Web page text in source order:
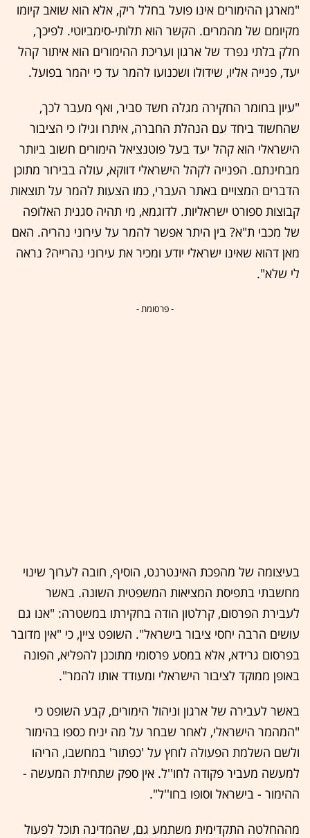
"מארגן ההימורים אינו פועל בחלל ריק, אלא הוא שואב קיומו
מקיומם של מהמרים. הקשר הוא תלותי-סימביוטי. לפיכך,
חלק בלתי נפרד של ארגון ועריכת ההימורים הוא איתור קהל
יעד, פנייה אליו, שידולו ושכנועו להמר עד כי יהמר בפועל.
"עיון בחומר החקירה מגלה חשד סביר, ואף מעבר לכך,
שהחשוד ביחד עם הנהלת החברה, איתרו וגילו כי הציבור
הישראלי הוא קהל יעד בעל פוטנציאל הימורים חשוב ביותר
מבחינתם. הפנייה לקהל הישראלי דווקא, עולה בבירור מתוכן
הדברים המצויים באתר העברי, כמו הצעות להמר על תוצאות
קבוצות ספורט ישראליות. לדוגמא, מי תהיה סגנית האלופה
של מכבי ת"א? בין היתר אפשר להמר על עירוני נהריה. האם
מאן דהוא שאינו ישראלי יודע ומכיר את עירוני נהרייה? נראה
לי שלא".
- פרסומת -
בעיצומה של מהפכת האינטרנט, הוסיף, חובה לערוך שינוי
מחשבתי בתפיסת המציאות המשפטית השונה. באשר
לעבירת הפרסום, קרלטון הודה בחקירתו במשטרה: "אנו גם
עושים הרבה יחסי ציבור בישראל". השופט ציין, כי "אין מדובר
בפרסום גרידא, אלא במסע פרסומי מתוכנן להפליא, הפונה
באופן ממוקד לציבור הישראלי ומעודד אותו להמר".
באשר לעבירה של ארגון וניהול הימורים, קבע השופט כי
"המהמר הישראלי, לאחר שבחר על מה יניח כספו בהימור
ולשם השלמת הפעולה לוחץ על 'כפתור' במחשבו, הריהו
למעשה מעביר פקודה לחו''ל. אין ספק שתחילת המעשה -
ההימור - בישראל וסופו בחו''ל".
מההחלטה התקדימית משתמע גם, שהמדינה תוכל לפעול